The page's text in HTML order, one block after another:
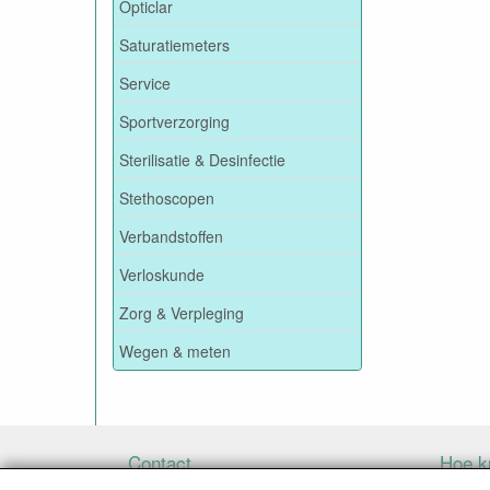
Opticlar
Saturatiemeters
Service
Sportverzorging
Sterilisatie & Desinfectie
Stethoscopen
Verbandstoffen
Verloskunde
Zorg & Verpleging
Wegen & meten
Contact Hoe